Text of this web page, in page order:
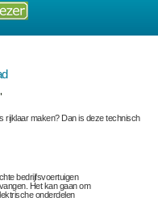
rijklaar maken? Dan is deze technisch
bedrijfsvoertuigen
Het kan gaan om
onderdelen